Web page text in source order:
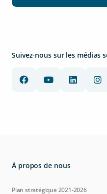
Suivez-nous sur les médias
À propos de nous
Plan stratégique 2021-2026